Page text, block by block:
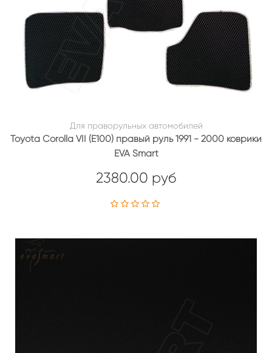
Для праворульных автомобилей
Toyota Corolla VII (E100) правый руль 1991 - 2000 коврики
EVA Smart
2380.00 руб